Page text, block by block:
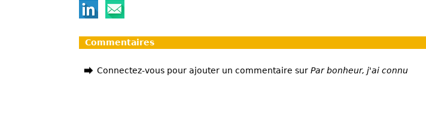
Commentaires
Connectez-vous pour ajouter un commentaire sur Par bonheur, j'ai connu